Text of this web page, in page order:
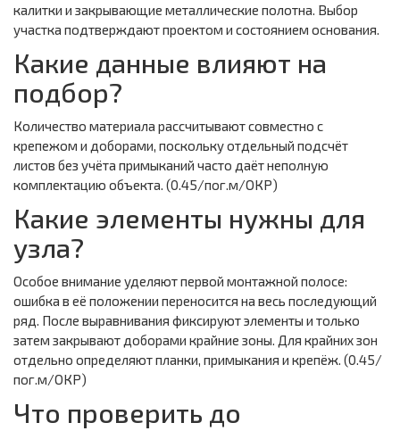
калитки и закрывающие металлические полотна. Выбор
участка подтверждают проектом и состоянием основания.
Какие данные влияют на
подбор?
Количество материала рассчитывают совместно с
крепежом и доборами, поскольку отдельный подсчёт
листов без учёта примыканий часто даёт неполную
комплектацию объекта. (0.45/пог.м/ОКР)
Какие элементы нужны для
узла?
Особое внимание уделяют первой монтажной полосе:
ошибка в её положении переносится на весь последующий
ряд. После выравнивания фиксируют элементы и только
затем закрывают доборами крайние зоны. Для крайних зон
отдельно определяют планки, примыкания и крепёж. (0.45/
пог.м/ОКР)
Что проверить до